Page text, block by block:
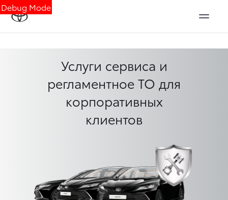
Debug Mode
Услуги сервиса и
регламентное ТО для
корпоративных
клиентов